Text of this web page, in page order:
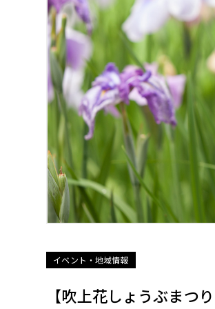
イベント・地域情報
【吹上花しょうぶまつり